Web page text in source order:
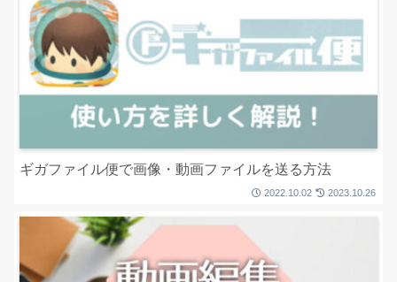
ギガファイル便で画像・動画ファイルを送る方法
2022.10.02 2023.10.26